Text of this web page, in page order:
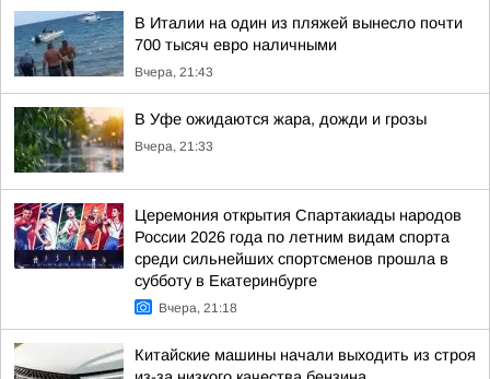
В Италии на один из пляжей вынесло почти
700 тысяч евро наличными
Вчера, 21:43
В Уфе ожидаются жара, дожди и грозы
Вчера, 21:33
Церемония открытия Спартакиады народов
России 2026 года по летним видам спорта
среди сильнейших спортсменов прошла в
субботу в Екатеринбурге
Вчера, 21:18
Китайские машины начали выходить из строя